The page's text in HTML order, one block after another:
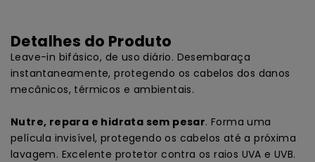
Detalhes do Produto
Leave-in bifásico, de uso diário. Desembaraça
instantaneamente, protegendo os cabelos dos danos
mecânicos, térmicos e ambientais.
Nutre, repara e hidrata sem pesar. Forma uma
película invisível, protegendo os cabelos até a próxima
lavagem. Excelente protetor contra os raios UVA e UVB.